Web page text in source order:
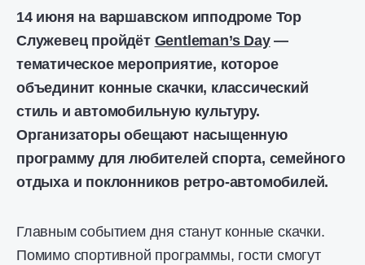
14 июня на варшавском ипподроме Тор
Служевец пройдёт Gentleman’s Day—
тематическое мероприятие, которое
объединит конные скачки, классический
стиль и автомобильную культуру.
Организаторы обещают насыщенную
программу для любителей спорта, семейного
отдыха и поклонников ретро-автомобилей.
Главным событием дня станут конные скачки.
Помимо спортивной программы, гости смогут